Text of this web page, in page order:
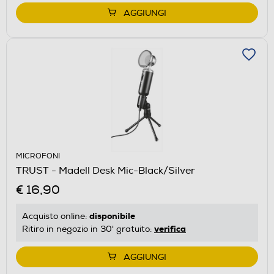
AGGIUNGI
MICROFONI
TRUST - Madell Desk Mic-Black/Silver
€ 16,90
Acquisto online: disponibile
Ritiro in negozio in 30' gratuito: verifica
AGGIUNGI